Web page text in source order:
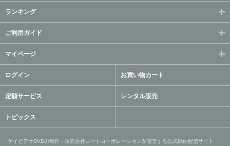
ランキング
ご利用ガイド
マイページ
ログイン お買い物カート
定額サービス レンタル販売
トピックス
ゲイビデオDVDの制作・販売会社コートコーポレーションが運営する公式動画配信サイト